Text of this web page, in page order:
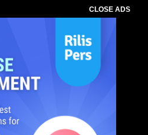
CLOSE ADS